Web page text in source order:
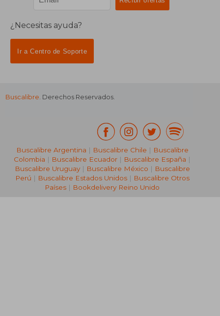
₡ 7.046
Rápido
¿Necesitas ayuda?
Ir a Centro de Soporte
Buscalibre. Derechos Reservados.
Buscalibre Argentina | Buscalibre Chile | Buscalibre
Colombia | Buscalibre Ecuador | Buscalibre España |
Buscalibre Uruguay| Buscalibre México | Buscalibre
Perú | Buscalibre Estados Unidos| Buscalibre Otros
Países | Bookdelivery Reino Unido